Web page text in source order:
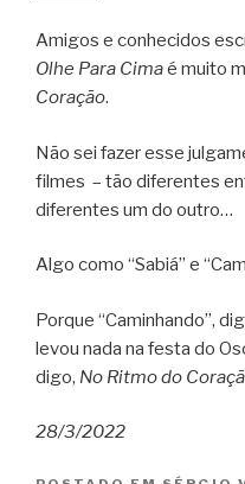
Amigos e conhecidos
Olhe Para Cimaé muito
Coração.
Não sei fazer esse
filmes – tão diferentes
diferentes um do outro…
Algo como “Sabiá” e
Porque “Caminhando”,
levou nada na festa do
digo, No Ritmo do
28/3/2022